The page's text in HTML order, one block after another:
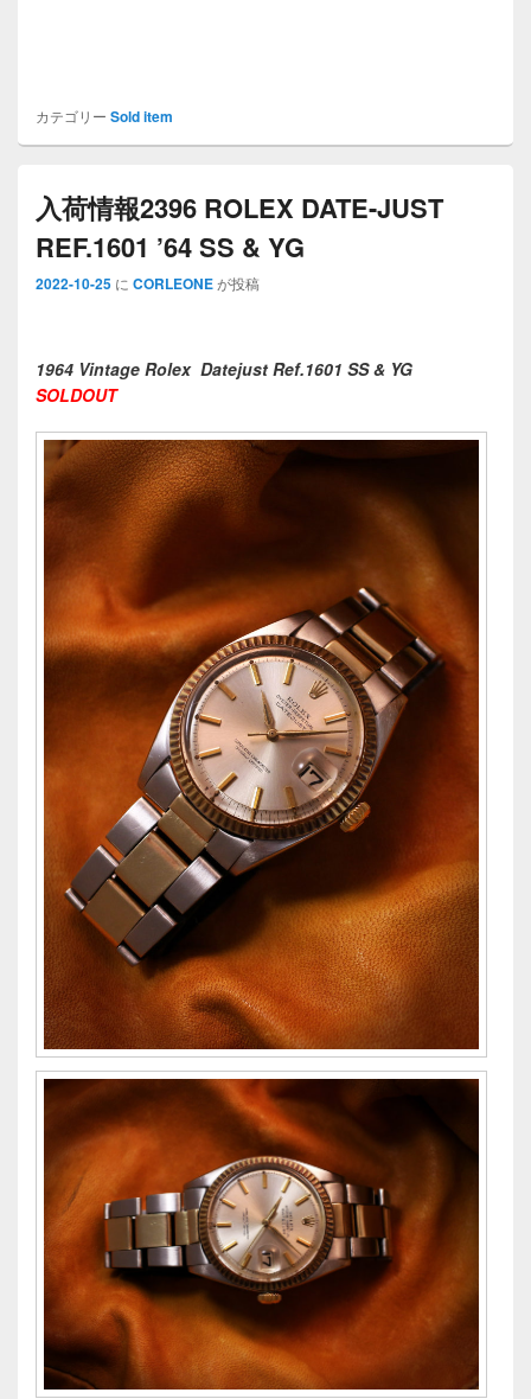
カテゴリー Sold item
入荷情報2396 ROLEX DATE-JUST
REF.1601 ’64 SS & YG
2022-10-25 に CORLEONEが投稿
1964 Vintage Rolex Datejust Ref.1601 SS & YG
SOLDOUT